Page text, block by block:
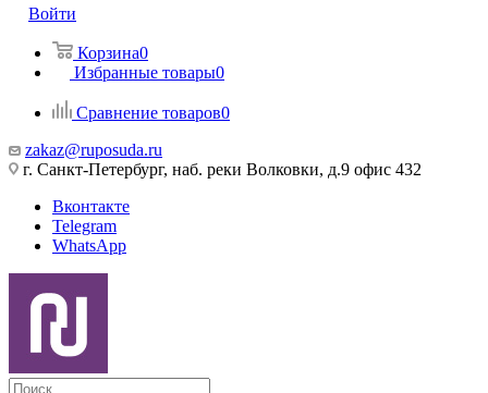
Войти
Корзина0
Избранные товары0
Сравнение товаров0
zakaz@ruposuda.ru
г. Санкт-Петербург, наб. реки Волковки, д.9 офис 432
Вконтакте
Telegram
WhatsApp